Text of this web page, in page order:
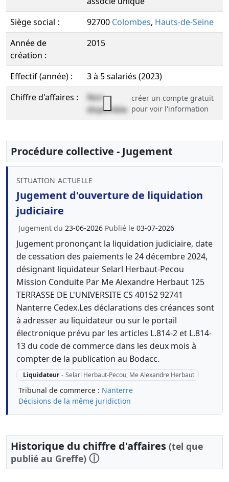
Siège social :
92700 Colombes, Hauts-de-Seine
Année de
création :
2015
Effectif (année) :
3 à 5 salariés (2023)
Chiffre d'affaires :
Non
disponible
créer un compte gratuit
pour voir l'information
Procédure collective - Jugement
SITUATION ACTUELLE
Jugement d'ouverture de liquidation
judiciaire
Jugement du 23-06-2026 Publié le 03-07-2026
Jugement prononçant la liquidation judiciaire, date
de cessation des paiements le 24 décembre 2024,
désignant liquidateur Selarl Herbaut-Pecou
Mission Conduite Par Me Alexandre Herbaut 125
TERRASSE DE L'UNIVERSITE CS 40152 92741
Nanterre Cedex.Les déclarations des créances sont
à adresser au liquidateur ou sur le portail
électronique prévu par les articles L.814-2 et L.814-
13 du code de commerce dans les deux mois à
compter de la publication au Bodacc.
Liquidateur - Selarl Herbaut-Pecou, Me Alexandre Herbaut
Tribunal de commerce : Nanterre
Décisions de la même juridiction
Historique du chiffre d'affaires (tel que
publié au Greffe) ⓘ